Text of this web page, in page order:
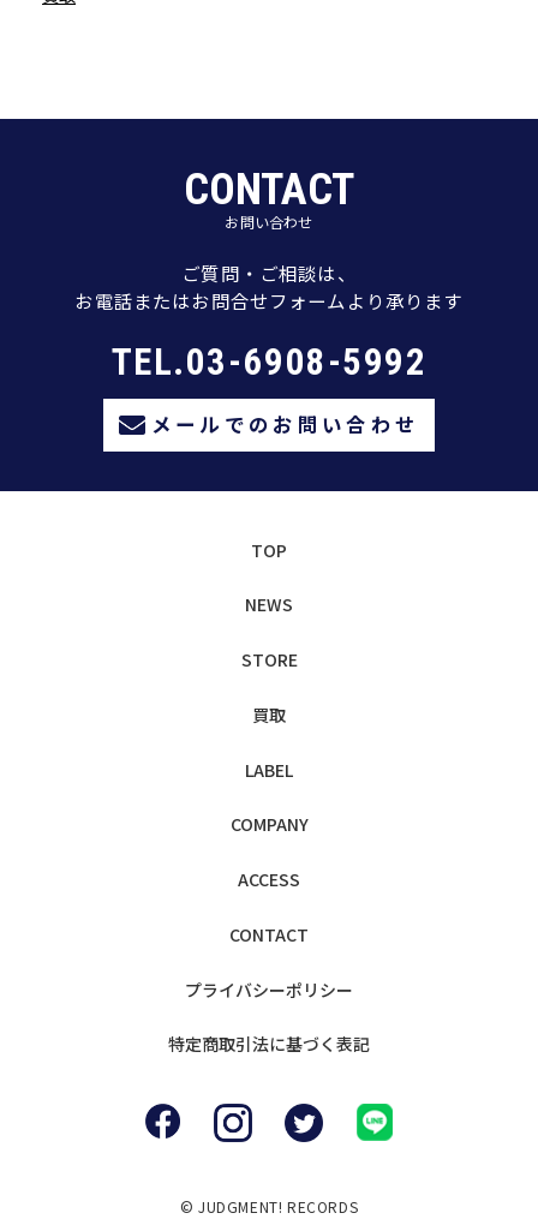
CONTACT
お問い合わせ
ご質問・ご相談は、
お電話またはお問合せフォームより承ります
TEL.03-6908-5992
メールでのお問い合わせ
TOP
NEWS
STORE
買取
LABEL
COMPANY
ACCESS
CONTACT
プライバシーポリシー
特定商取引法に基づく表記
© JUDGMENT! RECORDS